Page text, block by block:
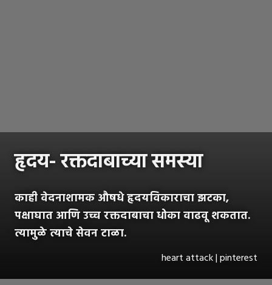
हृदय- रक्तदाबाच्या समस्या
काही वेदनाशामक औषधे हृदयविकाराचा झटका,
पक्षाघात आणि उच्च रक्तदाबाचा धोका वाढवू शकतात.
त्यामुळे त्याचे सेवन टाळा.
heart attack | pinterest